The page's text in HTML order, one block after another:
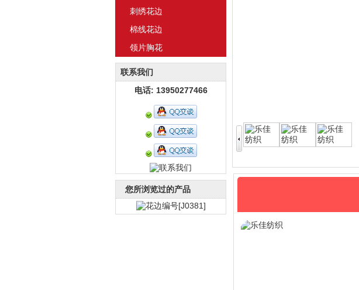
刺绣花边
棉线花边
领片胸花
联系我们
电话: 13950277466
您所浏览过的产品